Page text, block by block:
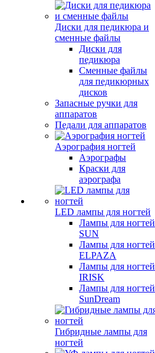
Диски для педикюра и
сменные файлы
Диски для
педикюра
Сменные файлы
для педикюрных
дисков
Запасные ручки для
аппаратов
Педали для аппаратов
Аэрография ногтей
Аэрографы
Краски для
аэрографа
LED лампы для ногтей
Лампы для ногтей
SUN
Лампы для ногтей
ELPAZA
Лампы для ногтей
IRISK
Лампы для ногтей
SunDream
Гибридные лампы для
ногтей